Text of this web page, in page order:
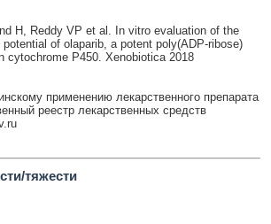
H, Reddy VP et al. In vitro evaluation of the
of olaparib, a potent poly(ADP-ribose)
cytochrome P450. Xenobiotica 2018
применению лекарственного препарата
реестр лекарственных средств
тяжести